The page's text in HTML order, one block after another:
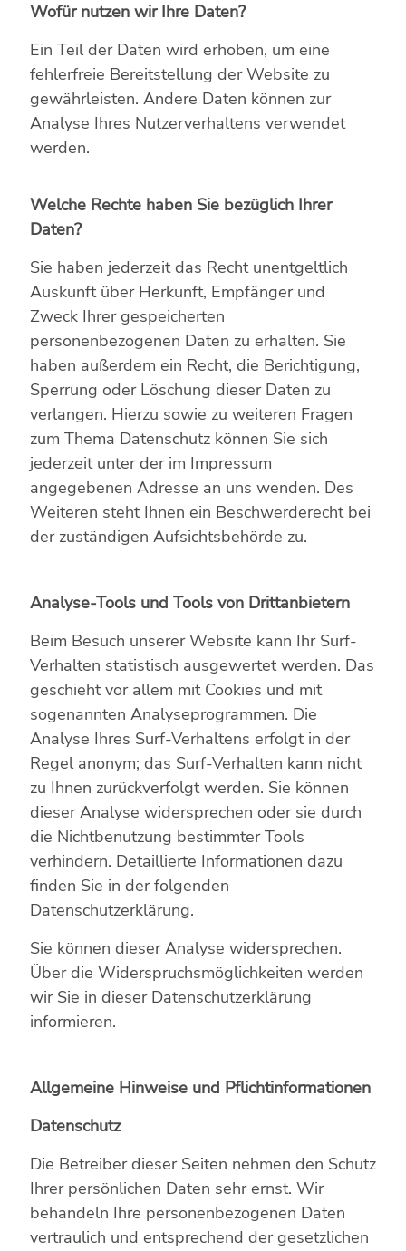
Wofür nutzen wir Ihre Daten?
Ein Teil der Daten wird erhoben, um eine
fehlerfreie Bereitstellung der Website zu
gewährleisten. Andere Daten können zur
Analyse Ihres Nutzerverhaltens verwendet
werden.
Welche Rechte haben Sie bezüglich Ihrer
Daten?
Sie haben jederzeit das Recht unentgeltlich
Auskunft über Herkunft, Empfänger und
Zweck Ihrer gespeicherten
personenbezogenen Daten zu erhalten. Sie
haben außerdem ein Recht, die Berichtigung,
Sperrung oder Löschung dieser Daten zu
verlangen. Hierzu sowie zu weiteren Fragen
zum Thema Datenschutz können Sie sich
jederzeit unter der im Impressum
angegebenen Adresse an uns wenden. Des
Weiteren steht Ihnen ein Beschwerderecht bei
der zuständigen Aufsichtsbehörde zu.
Analyse-Tools und Tools von Drittanbietern
Beim Besuch unserer Website kann Ihr Surf-
Verhalten statistisch ausgewertet werden. Das
geschieht vor allem mit Cookies und mit
sogenannten Analyseprogrammen. Die
Analyse Ihres Surf-Verhaltens erfolgt in der
Regel anonym; das Surf-Verhalten kann nicht
zu Ihnen zurückverfolgt werden. Sie können
dieser Analyse widersprechen oder sie durch
die Nichtbenutzung bestimmter Tools
verhindern. Detaillierte Informationen dazu
finden Sie in der folgenden
Datenschutzerklärung.
Sie können dieser Analyse widersprechen.
Über die Widerspruchsmöglichkeiten werden
wir Sie in dieser Datenschutzerklärung
informieren.
Allgemeine Hinweise und Pflichtinformationen
Datenschutz
Die Betreiber dieser Seiten nehmen den Schutz
Ihrer persönlichen Daten sehr ernst. Wir
behandeln Ihre personenbezogenen Daten
vertraulich und entsprechend der gesetzlichen